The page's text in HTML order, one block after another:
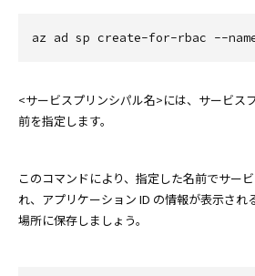
<サービスプリンシパル名>には、サービス
前を指定します。
このコマンドにより、指定した名前でサー
れ、アプリケーション ID の情報が表示され
場所に保存しましょう。